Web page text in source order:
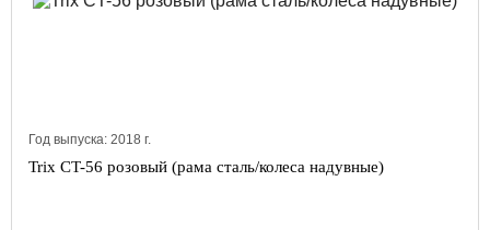
Год выпуска: 2018 г.
Trix CT-56 розовый (рама сталь/колеса надувные)